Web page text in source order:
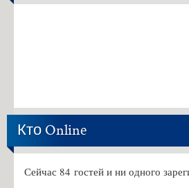
Кто Online
Сейчас 84 гостей и ни одного